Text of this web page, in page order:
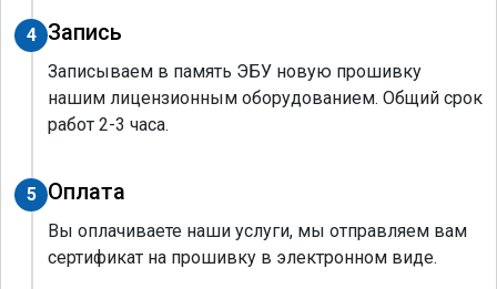
4 Запись
Записываем в память ЭБУ новую прошивку
нашим лицензионным оборудованием. Общий срок
работ 2-3 часа.
5 Оплата
Вы оплачиваете наши услуги, мы отправляем вам
сертификат на прошивку в электронном виде.